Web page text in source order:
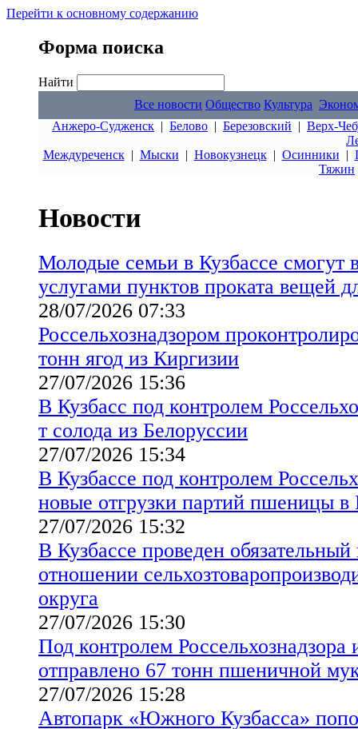
Перейти к основному содержанию
Форма поиска
Найти
Все новости Общество Культура
Анжеро-Судженск | Белово | Березовский | Верх-
Междуреченск| Мыски | Новокузнецк| Осинники |
Тяжин
Новости
Молодые семьи в Кузбассе смогут
услугами пунктов проката вещей
28/07/2026 07:33
Россельхознадзором
тонн ягод из Киргизии
27/07/2026 15:36
В Кузбасс под контролем
т солода из Белоруссии
27/07/2026 15:34
В Кузбассе под контролем
новые отгрузки партий пшеницы в
27/07/2026 15:32
В Кузбассе проведен
отношении
округа
27/07/2026 15:30
Под контролем Россельхознадзора
отправлено 67 тонн пшеничной
27/07/2026 15:28
Автопарк «Южного Кузбасса»